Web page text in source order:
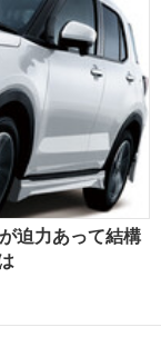
迫力あって結構